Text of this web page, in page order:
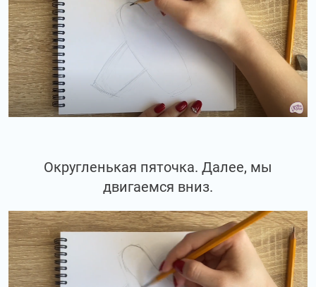
Округленькая пяточка. Далее, мы
двигаемся вниз.